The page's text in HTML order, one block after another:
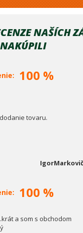
NAŠÍCH
100 %
tovaru.
100 %
a som s obchodom